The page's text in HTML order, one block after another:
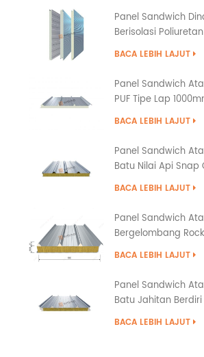
Panel Sandwich
Berisolasi Poliuretan
PU
BACA LEBIH LAJUT
Panel Sandwich
PUF Tipe Lap
BACA LEBIH LAJUT
Panel Sandwich
Batu Nilai Api Snap
BACA LEBIH LAJUT
Panel Sandwich
Bergelombang
Tumpang Tindih
BACA LEBIH LAJUT
Panel Sandwich
Batu Jahitan
Penyegelan Tepi PU
BACA LEBIH LAJUT